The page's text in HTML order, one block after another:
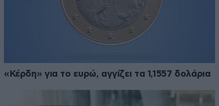
«Κέρδη» για το ευρώ, αγγίζει τα 1,1557 δολάρια